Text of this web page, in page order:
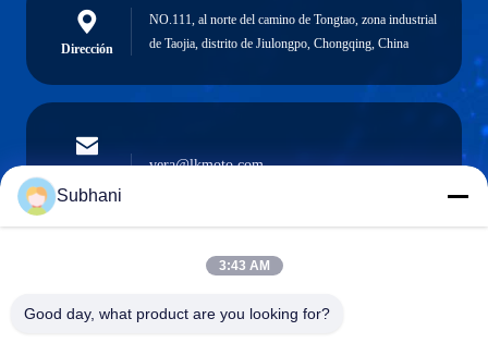
Dirección
NO.111, al norte del camino de Tongtao, zona industrial
de Taojia, distrito de Jiulongpo, Chongqing, China
electrónico
vera@lkmoto.com
Teléfono
Subhani
3:43 AM
Good day, what product are you looking for?